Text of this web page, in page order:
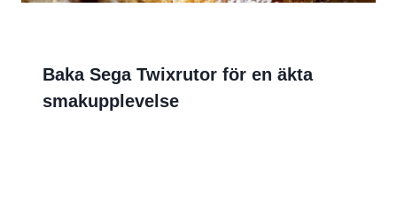
Baka Sega Twixrutor för en äkta
smakupplevelse